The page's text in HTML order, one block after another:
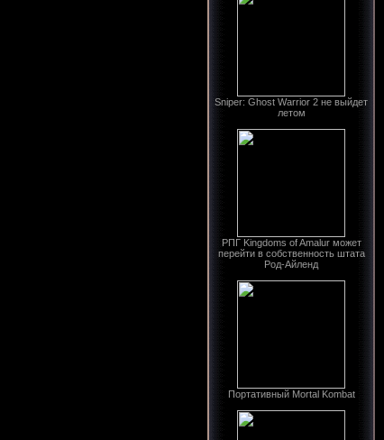
Sniper: Ghost Warrior 2 не выйдет
летом
РПГ Kingdoms of Amalur может
перейти в собственность штата
Род-Айленд
Портативный Mortal Kombat